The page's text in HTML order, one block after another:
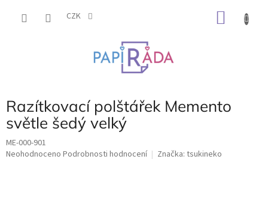
CZK
Razítkovací polštářek Memento
světle šedý velký
ME-000-901
Průměrné
Neohodnoceno Podrobnosti hodnocení Značka: tsukineko